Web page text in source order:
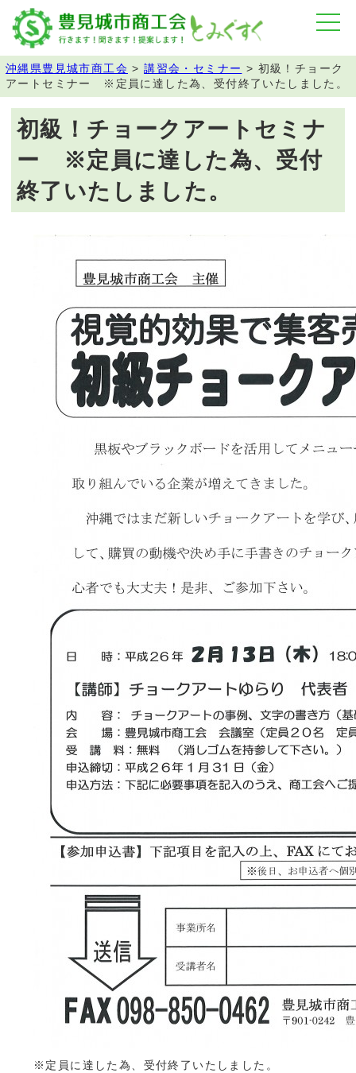
沖縄県豊見城市商工会 >講習会・セミナー > 初級！チョーク
アートセミナー ※定員に達した為、受付終了いたしました。
初級！チョークアートセミナ
ー ※定員に達した為、受付
終了いたしました。
※定員に達した為、受付終了いたしました。